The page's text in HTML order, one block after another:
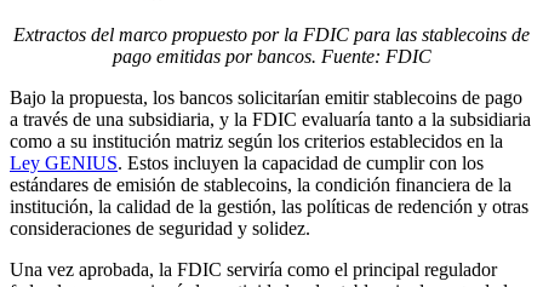
Extractos del marco propuesto por la FDIC para las stablecoins de
pago emitidas por bancos. Fuente: FDIC
Bajo la propuesta, los bancos solicitarían emitir stablecoins de pago
a través de una subsidiaria, y la FDIC evaluaría tanto a la subsidiaria
como a su institución matriz según los criterios establecidos en la
Ley GENIUS. Estos incluyen la capacidad de cumplir con los
estándares de emisión de stablecoins, la condición financiera de la
institución, la calidad de la gestión, las políticas de redención y otras
consideraciones de seguridad y solidez.
Una vez aprobada, la FDIC serviría como el principal regulador